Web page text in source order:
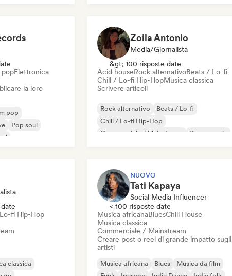
popElettronica
la loro
pop
Pop soul
Zoila Antonio
Media/Giornalista
&gt; 100 risposte date
Acid houseRock alternativoBeats / Lo-fi
Chill / Lo-fi Hip-HopMusica classica
Scrivere articoli
Rock alternativo
Beats / Lo-fi
Chill / Lo-fi Hip-Hop
Commerciale / Mainstream
Dance music
fi Hip-Hop
classica
NUOVO
Tati Kapaya
Social Media Influencer
< 100 risposte date
Musica africanaBluesChill House
Musica classica
Commerciale / Mainstream
Creare post o reel di grande impatto sugli
artisti
Musica africana Blues
Musica da film